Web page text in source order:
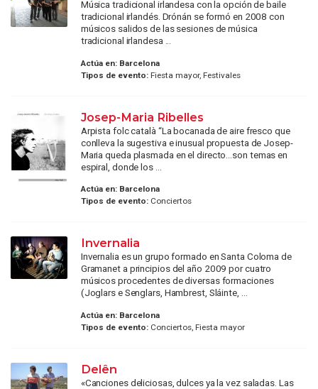
Música tradicional irlandesa con la opción de baile
tradicional irlandés. Drónán se formó en 2008 con
músicos salidos de las sesiones de música
tradicional irlandesa ...
Actúa en: Barcelona
Tipos de evento:Fiesta mayor, Festivales
Josep-Maria Ribelles
Arpista folc català “La bocanada de aire fresco que
conlleva la sugestiva e inusual propuesta de Josep-
Maria queda plasmada en el directo…son temas en
espiral, donde los ...
Actúa en: Barcelona
Tipos de evento:Conciertos
Invernalia
Invernalia es un grupo formado en Santa Coloma de
Gramanet a principios del año 2009 por cuatro
músicos procedentes de diversas formaciones
(Joglars e Senglars, Hambrest, Sláinte, ...
Actúa en: Barcelona
Tipos de evento:Conciertos, Fiesta mayor
Delên
«Canciones deliciosas, dulces ya la vez saladas. Las